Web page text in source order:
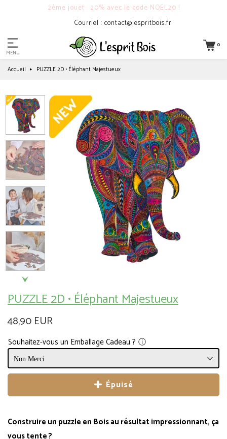
2ème jouet : 20% avec le code NOEL20 !
Courriel : contact@lespritbois.fr
0
MENU
Accueil PUZZLE 2D • Éléphant Majestueux
PUZZLE 2D • Éléphant Majestueux
48,90 EUR
Souhaitez-vous un Emballage Cadeau ? ⓘ
Épuisé
Construire un puzzle en Bois au résultat impressionnant, ça
vous tente ?